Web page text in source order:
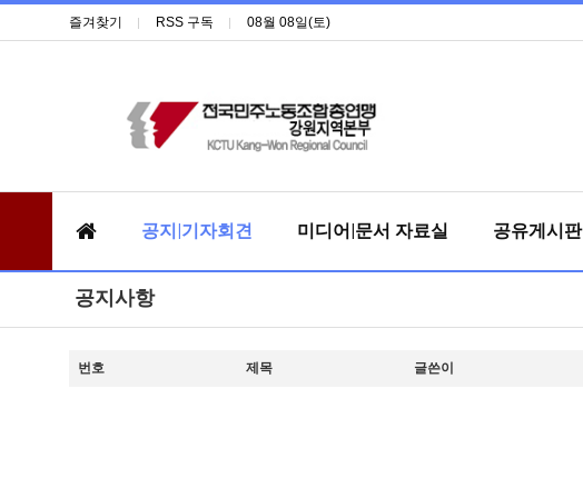
즐겨찾기 RSS 구독 08월 08일(토)
공지|기자회견 미디어|문서 자료실 공유게시판
공지사항
번호 제목 글쓴이